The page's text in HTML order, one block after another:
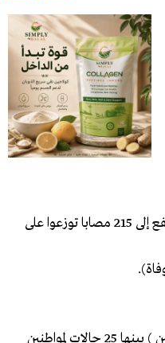
وعليه فإن عدد المصابين في القضاء إرتفع إلى 215 مصابا توزعوا على
91 حالة محلية (82 حالة من المخالطين ) بينها 25 حالات لمواطنين